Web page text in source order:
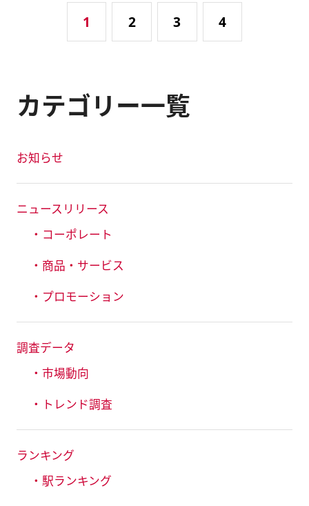
1 2 3 4
カテゴリー一覧
お知らせ
ニュースリリース
・コーポレート
・商品・サービス
・プロモーション
調査データ
・市場動向
・トレンド調査
ランキング
・駅ランキング